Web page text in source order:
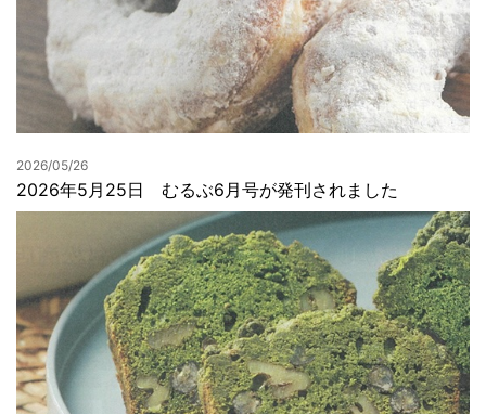
2026/05/26
2026年5月25日 むるぶ6月号が発刊されました